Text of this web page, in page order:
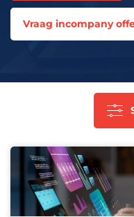
Vraag incompany